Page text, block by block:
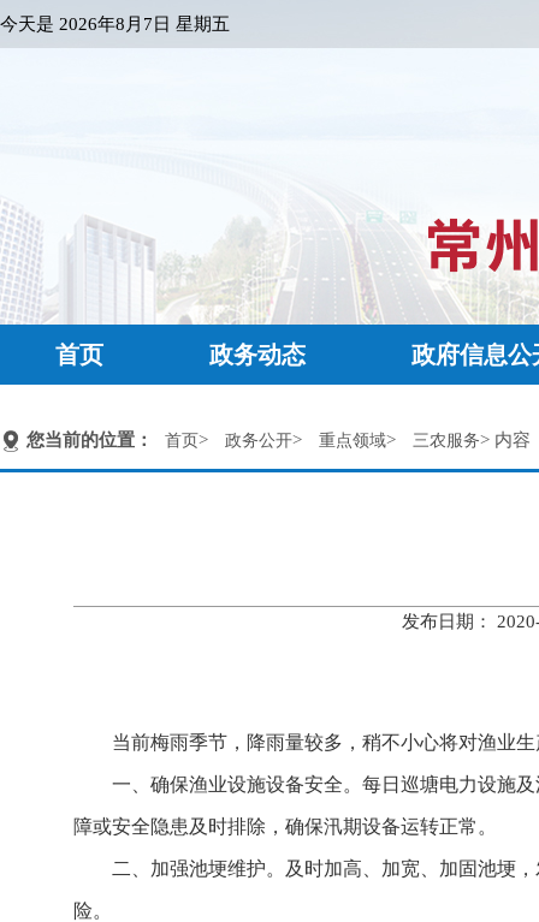
今天是 2026年8月7日 星期五
首页 政务动态 政府信息公
您当前的位置： 首页> 政务公开> 重点领域> 三农服务> 内容
发布日期：
当前梅雨季节，降雨量较多，稍不小心将对渔业
一、确保渔业设施设备安全。每日巡塘电力设施
障或安全隐患及时排除，确保汛期设备运转正常。
二、加强池埂维护。及时加高、加宽、加固池埂
险。